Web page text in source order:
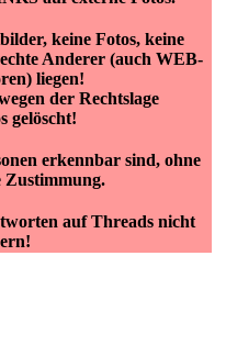
keine Fotos, keine
Anderer (auch WEB-
liegen!
der Rechtslage
gelöscht!
erkennbar sind, ohne
Zustimmung.
auf Threads nicht